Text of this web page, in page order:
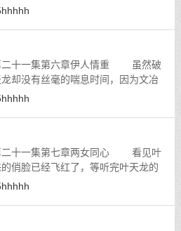
的血海幻境之中，他们是不死不灭
章伊人情重 虽然破
却没有丝毫的喘息时间，因为文冶
上下都不得安心，一场大规模的搜
章两女同心 看见叶
俏脸已经飞红了，等听完叶天龙的
衣服，她的脸更是一片绯红。